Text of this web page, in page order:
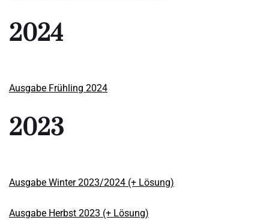
2024
Ausgabe Frühling 2024
2023
Ausgabe Winter 2023/2024 (+ Lösung)
Ausgabe Herbst 2023 (+ Lösung)